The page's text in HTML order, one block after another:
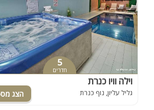
5
חדרים
וילה וויו כנרת
גליל עליון, נוף כנרת